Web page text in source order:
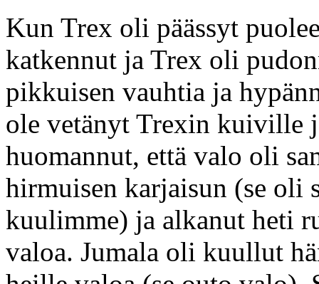
Kun Trex oli päässyt
katkennut ja Trex oli
pikkuisen vauhtia ja
ole vetänyt Trexin kuiville
huomannut, että valo oli
hirmuisen karjaisun (se oli
kuulimme) ja alkanut heti
valoa. Jumala oli kuullut